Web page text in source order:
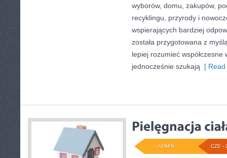
wyborów, domu, zakupów,
recyklingu, przyrody i
wspierających bardziej
została przygotowana z
lepiej rozumieć
jednocześnie szukają [
CZE -
ADMIN